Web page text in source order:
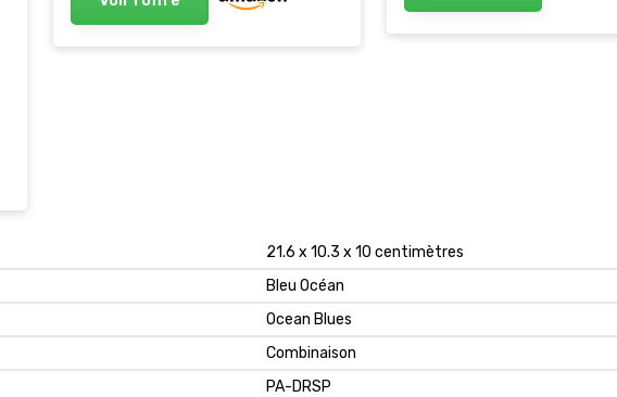
‎21.6 x 10.3 x 10 centimètres
‎Bleu Océan
‎Ocean Blues
‎Combinaison
‎PA-DRSP